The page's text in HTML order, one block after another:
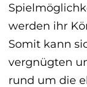
werden ihr
Somit kann
vergnügten
rund um die